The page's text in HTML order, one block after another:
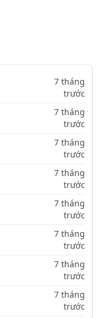
7 tháng
trước
7 tháng
trước
7 tháng
trước
7 tháng
trước
7 tháng
trước
7 tháng
trước
7 tháng
trước
7 tháng
trước